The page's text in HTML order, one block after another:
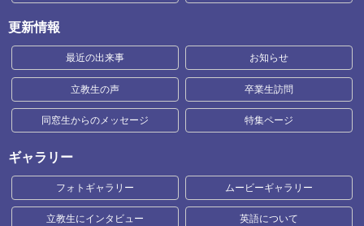
更新情報
最近の出来事 お知らせ
立教生の声 卒業生訪問
同窓生からのメッセージ 特集ページ
ギャラリー
フォトギャラリー ムービーギャラリー
立教生にインタビュー 英語について